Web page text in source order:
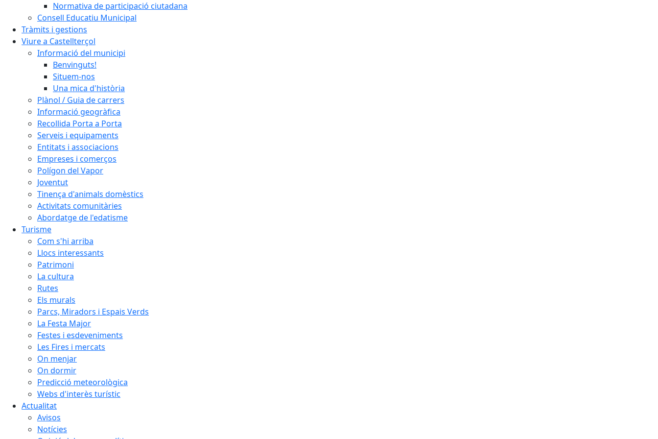
Normativa de participació ciutadana
Consell Educatiu Municipal
Tràmits i gestions
Viure a Castellterçol
Informació del municipi
Benvinguts!
Situem-nos
Una mica d'història
Plànol / Guia de carrers
Informació geogràfica
Recollida Porta a Porta
Serveis i equipaments
Entitats i associacions
Empreses i comerços
Polígon del Vapor
Joventut
Tinença d'animals domèstics
Activitats comunitàries
Abordatge de l'edatisme
Turisme
Com s'hi arriba
Llocs interessants
Patrimoni
La cultura
Rutes
Els murals
Parcs, Miradors i Espais Verds
La Festa Major
Festes i esdeveniments
Les Fires i mercats
On menjar
On dormir
Predicció meteorològica
Webs d'interès turístic
Actualitat
Avisos
Notícies